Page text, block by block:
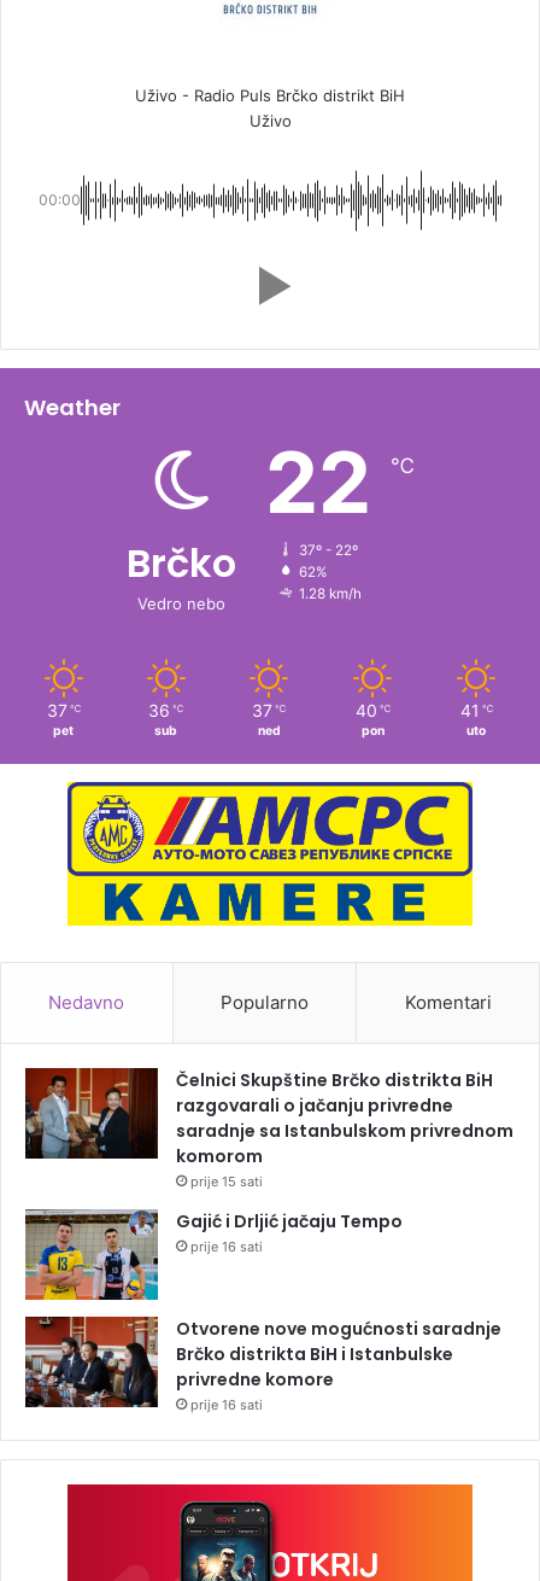
Uživo - Radio Puls Brčko distrikt BiH
Uživo
00:00
Weather
Brčko
Vedro nebo
22 ℃
37º - 22º
62%
1.28 km/h
37 ℃
pet
36 ℃
sub
37 ℃
ned
40 ℃
pon
41 ℃
uto
Nedavno Popularno Komentari
Čelnici Skupštine Brčko distrikta BiH
razgovarali o jačanju privredne
saradnje sa Istanbulskom privrednom
komorom
prije 15 sati
Gajić i Drljić jačaju Tempo
prije 16 sati
Otvorene nove mogućnosti saradnje
Brčko distrikta BiH i Istanbulske
privredne komore
prije 16 sati